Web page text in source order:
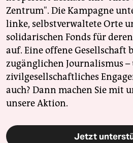
Zentrum". Die Kampagne
linke, selbstverwaltete Orte
solidarischen Fonds für
auf. Eine offene Gesellschaft
zugänglichen Journalismus –
zivilgesellschaftliches
auch? Dann machen Sie mit
unsere Aktion.
Jetzt